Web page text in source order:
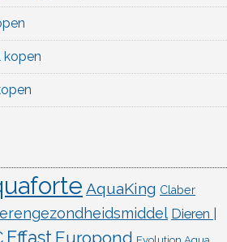
AquaKing Claber
Dieren |
Effast Europond